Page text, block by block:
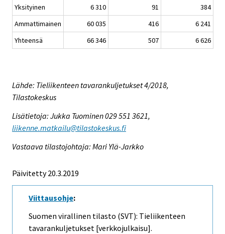
Yksityinen
6 310 91
384
Ammattimainen
60 035 416
6 241
Yhteensä
66 346 507 6 626
Lähde: Tieliikenteen tavarankuljetukset 4/2018,
Tilastokeskus
Lisätietoja: Jukka Tuominen 029 551 3621,
liikenne.matkailu@tilastokeskus.fi
Vastaava tilastojohtaja: Mari Ylä-Jarkko
Päivitetty 20.3.2019
Viittausohje:
Suomen virallinen tilasto (SVT): Tieliikenteen
tavarankuljetukset [verkkojulkaisu].